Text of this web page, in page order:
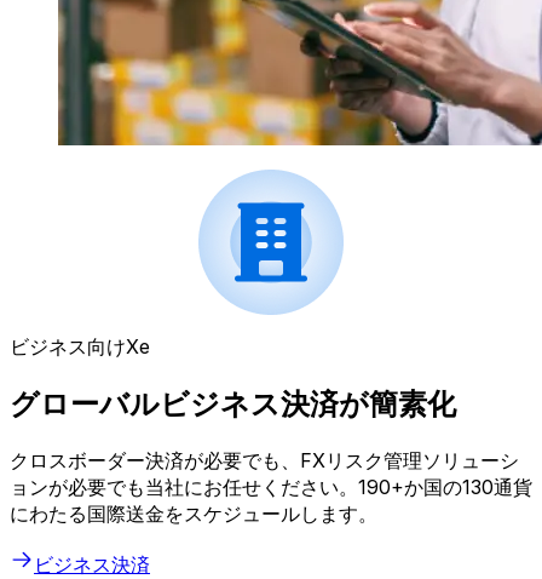
ビジネス向けXe
グローバルビジネス決済が簡素化
クロスボーダー決済が必要でも、FXリスク管理ソリューシ
ョンが必要でも当社にお任せください。190+か国の130通貨
にわたる国際送金をスケジュールします。
ビジネス決済